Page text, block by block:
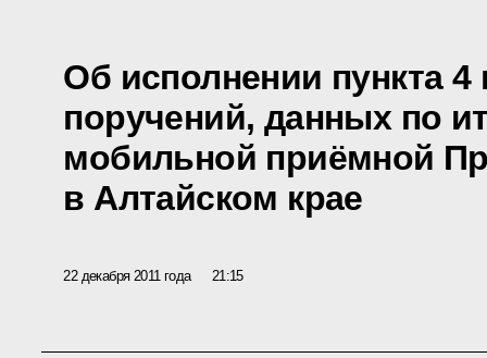
Об исполнении пункта 4
поручений, данных по
мобильной приёмной
в Алтайском крае
22 декабря 2011 года 21:15